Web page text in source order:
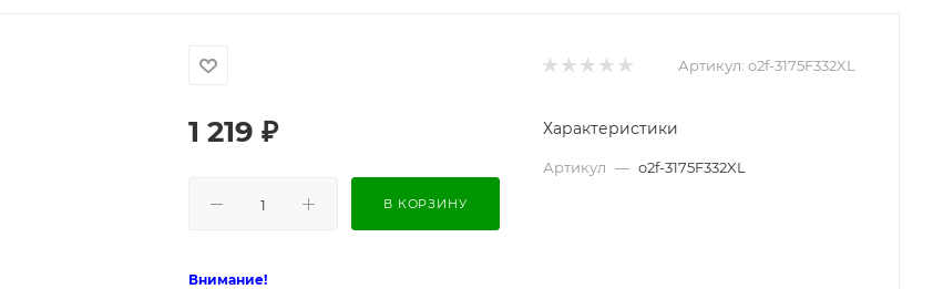
Артикул: o2f-3175F332XL
1 219 ₽
В КОРЗИНУ
Характеристики
Артикул — o2f-3175F332XL
Внимание!